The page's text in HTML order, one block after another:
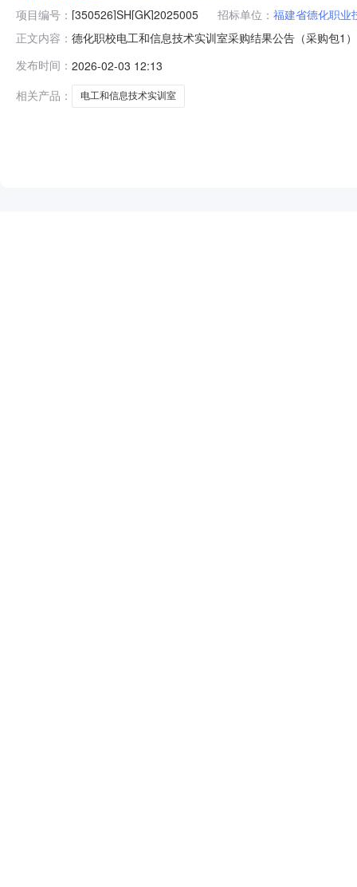
项目编号： [350526]SH[GK]2025005 招标单位： 福建省德化职业
正文内容： 德化职校电工和信息技术实训室采购结果公告（采购包1
采购):主要标的信息：无（废标）。五、评审专家名单：
代理服务费用收取
发布时间： 2026-02-03 12:13
相关产品：
电工和信息技术实训室